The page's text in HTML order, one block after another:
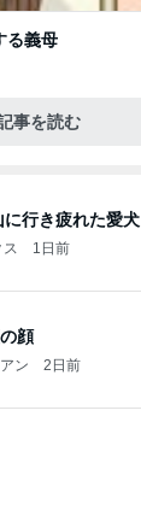
る義母
事を読む
に行き疲れた愛犬
1日前
顔
ン 2日前